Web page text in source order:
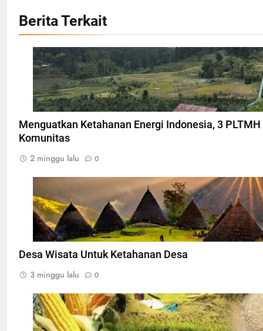
Berita Terkait
Ilustrasi Pembangkit Listrik Tenaga Mikrohidro,
irid.or.id
Menguatkan Ketahanan Energi Indonesia, 3
Komunitas
2 minggu lalu
0
Desa Waerebo Flores, Foto: Dok. mawatu.co.id
Desa Wisata Untuk Ketahanan Desa
3 minggu lalu
0
Ilustarsi Ketahanan pangan, Foto: Dok.